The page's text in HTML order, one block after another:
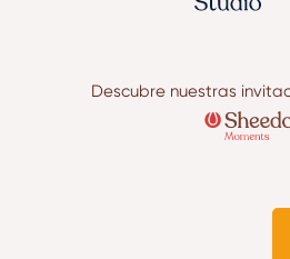
Descubre nuestras